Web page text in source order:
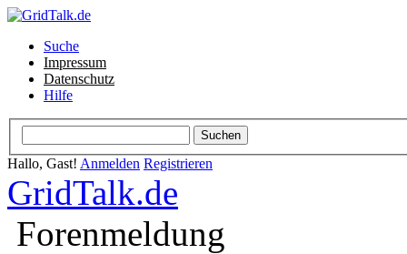
Suche
Impressum
Datenschutz
Hilfe
Hallo, Gast! Anmelden Registrieren
GridTalk.de
Forenmeldung